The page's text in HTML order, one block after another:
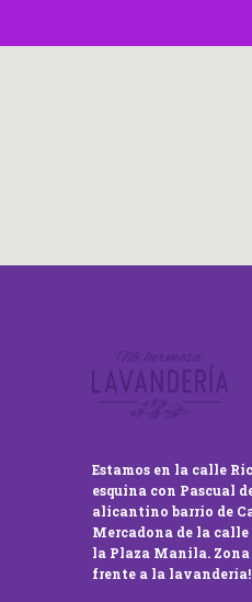
Estamos en la calle
esquina con Pascual
alicantino barrio de
Mercadona de la
la Plaza Manila. Zona
frente a la lavandería!